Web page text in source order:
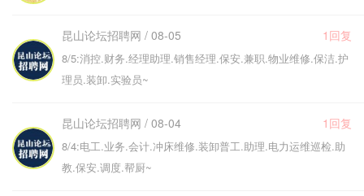
昆山论坛招聘网 / 08-05 1回复
8/5:消控.财务.经理助理.销售经理.保安.兼职.物业维修.保洁.护
理员.装卸.实验员~
昆山论坛招聘网 / 08-04 1回复
8/4:电工.业务.会计.冲床维修.装卸普工.助理.电力运维巡检.助
教.保安.调度.帮厨~